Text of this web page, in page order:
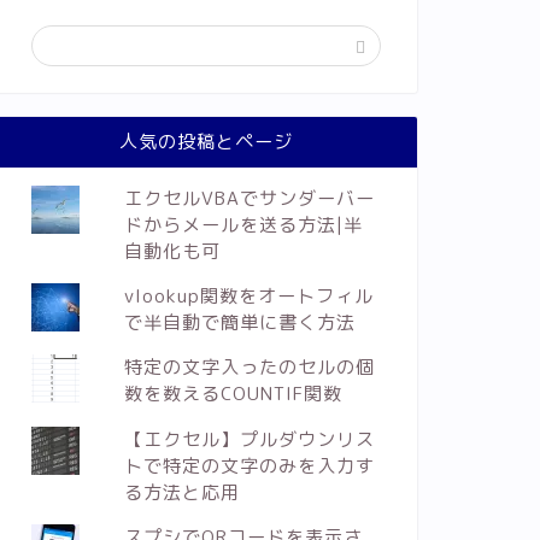
人気の投稿とページ
エクセルVBAでサンダーバー
ドからメールを送る方法|半
自動化も可
vlookup関数をオートフィル
で半自動で簡単に書く方法
特定の文字入ったのセルの個
数を数えるCOUNTIF関数
【エクセル】プルダウンリス
トで特定の文字のみを入力す
る方法と応用